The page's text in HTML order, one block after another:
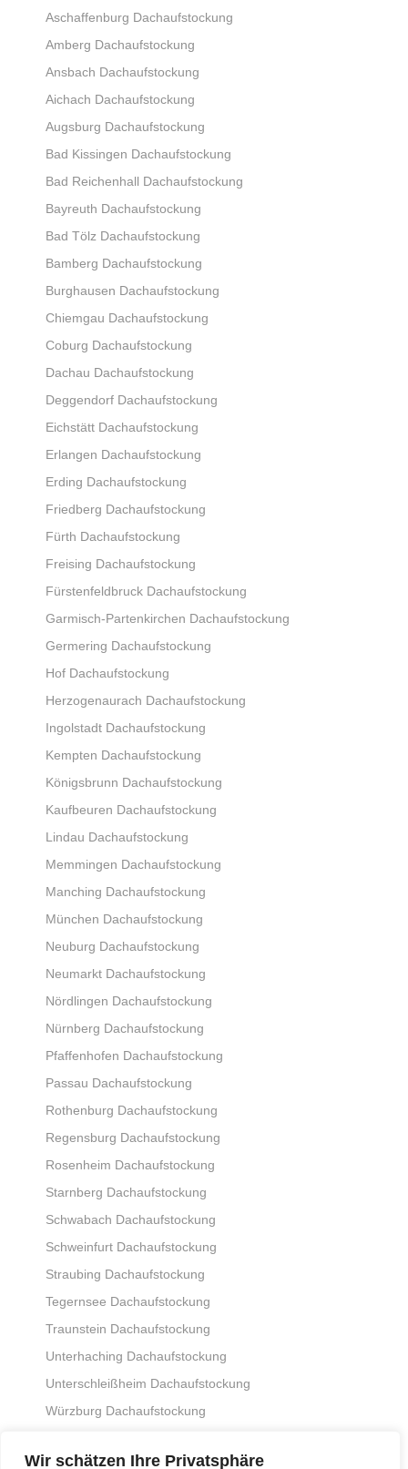
Wir schätzen Ihre Privatsphäre
Aschaffenburg Dachaufstockung
Amberg Dachaufstockung
Ansbach Dachaufstockung
Aichach Dachaufstockung
Augsburg Dachaufstockung
Bad Kissingen Dachaufstockung
Bad Reichenhall Dachaufstockung
Bayreuth Dachaufstockung
Bad Tölz Dachaufstockung
Bamberg Dachaufstockung
Burghausen Dachaufstockung
Chiemgau Dachaufstockung
Coburg Dachaufstockung
Dachau Dachaufstockung
Deggendorf Dachaufstockung
Eichstätt Dachaufstockung
Erlangen Dachaufstockung
Erding Dachaufstockung
Friedberg Dachaufstockung
Fürth Dachaufstockung
Freising Dachaufstockung
Fürstenfeldbruck Dachaufstockung
Garmisch-Partenkirchen Dachaufstockung
Germering Dachaufstockung
Hof Dachaufstockung
Herzogenaurach Dachaufstockung
Ingolstadt Dachaufstockung
Kempten Dachaufstockung
Königsbrunn Dachaufstockung
Kaufbeuren Dachaufstockung
Lindau Dachaufstockung
Memmingen Dachaufstockung
Manching Dachaufstockung
München Dachaufstockung
Neuburg Dachaufstockung
Neumarkt Dachaufstockung
Nördlingen Dachaufstockung
Nürnberg Dachaufstockung
Pfaffenhofen Dachaufstockung
Passau Dachaufstockung
Rothenburg Dachaufstockung
Regensburg Dachaufstockung
Rosenheim Dachaufstockung
Starnberg Dachaufstockung
Schwabach Dachaufstockung
Schweinfurt Dachaufstockung
Straubing Dachaufstockung
Tegernsee Dachaufstockung
Traunstein Dachaufstockung
Unterhaching Dachaufstockung
Unterschleißheim Dachaufstockung
Würzburg Dachaufstockung
Weilheim Dachaufstockung